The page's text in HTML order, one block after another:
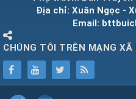
Địa chỉ: Xuân Ngọc -
Email:
CHÚNG TÔI TRÊN MẠNG XÃ